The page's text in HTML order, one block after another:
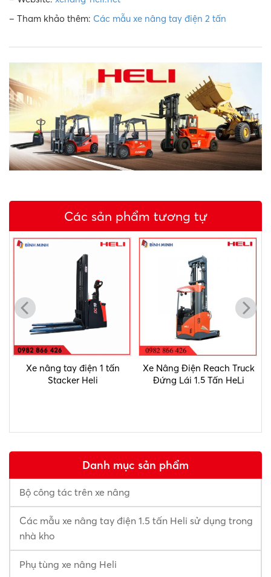
– Tham khảo thêm: Các mẫu xe nâng tay điện 2 tấn
Các sản phẩm tương tự
Xe nâng tay điện 1 tấn
Stacker Heli
Xe Nâng Điện Reach Truck
Đứng Lái 1.5 Tấn HeLi
Danh mục sản phẩm
Bộ công tác trên xe nâng
Các mẫu xe nâng tay điện 1.5 tấn Heli sử dụng trong
nhà kho
Phụ tùng xe nâng Heli